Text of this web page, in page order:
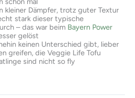
kleiner Dämpfer, trotz guter Textur
stark dieser typische
– das war beim Bayern Power
gelöst
keinen Unterschied gibt, lieber
greifen, die Veggie Life Tofu
sind nicht so fly